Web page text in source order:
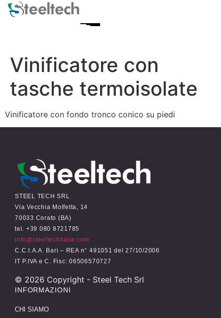
Vinificatore con
tasche termoisolate
Vinificatore con fondo tronco conico su piedi
STEEL TECH SRL
Via Vecchia Molfetta, 14
70033 Corato (BA)
tel. +39 080 8721785
info@steeltechitalia.com
C.C.I.A.A. Bari – REA n° 491051 del 27/10/2006
IT P.IVA e C. Fisc: 06506570727
© 2026 Copyright - Steel Tech Srl
INFORMAZIONI
CHI SIAMO